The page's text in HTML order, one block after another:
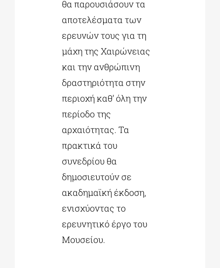
θα παρουσιάσουν τα
αποτελέσματα των
ερευνών τους για τη
μάχη της Χαιρώνειας
και την ανθρώπινη
δραστηριότητα στην
περιοχή καθ’ όλη την
περίοδο της
αρχαιότητας. Τα
πρακτικά του
συνεδρίου θα
δημοσιευτούν σε
ακαδημαϊκή έκδοση,
ενισχύοντας το
ερευνητικό έργο του
Μουσείου.